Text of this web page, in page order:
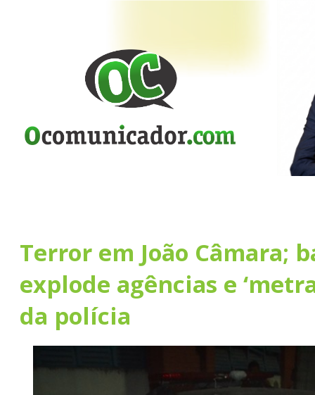
Terror em João Câmara;
explode agências e
da polícia